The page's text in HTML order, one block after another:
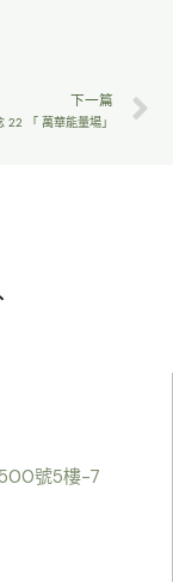
下一篇
22 「 萬華能量場」
號5樓-7